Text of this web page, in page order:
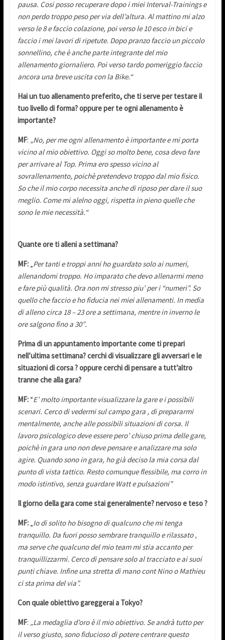
pausa. Cosi posso recuperare dopo i miei Interval-Trainings e
non perdo troppo peso per via dell’altura. Al mattino mi alzo
verso le 8 e faccio colazione, poi verso le 10 esco in bici e
faccio i mei lavori di ripetute. Dopo pranzo faccio un piccolo
sonnellino, che è anche parte integrante del mio
allenamento giornaliero. Poi verso tardo pomeriggio faccio
ancora una breve uscita con la Bike.“
Hai un tuo allenamento preferito, che ti serve per testare il
tuo livello di forma? oppure per te ogni allenamento è
importante?
MF: „No, per me ogni allenamento è importante e mi porta
vicino al mio obiettivo. Oggi so molto bene, cosa devo fare
per arrivare al Top. Prima ero spesso vicino al
sovrallenamento, poichè pretendevo troppo dal mio fisico.
So che il mio corpo necessita anche di riposo per dare il suo
meglio. Come mi alelno oggi, rispetta in pieno quelle che
sono le mie necessità.“
Quante ore ti alleni a settimana?
MF: „Per tanti e troppi anni ho guardato solo ai numeri,
allenandomi troppo. Ho imparato che devo allenarmi meno
e fare più qualità. Ora non mi stresso piu’ per i “numeri”. So
quello che faccio e ho fiducia nei miei allenamenti. In media
di alleno circa 18 – 23 ore a settimana, mentre in inverno le
ore salgono fino a 30″.
Prima di un appuntamento importante come ti prepari
nell’ultima settimana? cerchi di visualizzare gli avversari e le
situazioni di corsa ? oppure cerchi di pensare a tutt’altro
tranne che alla gara?
MF:“E’ molto importante visualizzare la gare e i possibili
scenari. Cerco di vedermi sul campo gara , di prepararmi
mentalmente, anche alle possibili situazioni di corsa. Il
lavoro psicologico deve essere pero’ chiuso prima delle gare,
poichè in gara uno non deve pensare e analizzare ma solo
agire. Quando sono in gara, ho già deciso la mia corsa dal
punto di vista tattico. Resto comunque flessibile, ma corro in
modo istintivo, senza guardare Watt e pulsazioni”
Il giorno della gara come stai generalmente? nervoso e teso ?
MF:„Io di solito ho bisogno di qualcuno che mi tenga
tranquillo. Da fuori posso sembrare tranquillo e rilassato ,
ma serve che qualcuno del mio team mi stia accanto per
tranquillizzarmi. Cerco di pensare solo al tracciato e ai suoi
punti chiave. Infine una stretta di mano cont Nino o Mathieu
ci sta prima del via”.
Con quale obiettivo gareggerai a Tokyo?
MF: „La medaglia d’oro è il mio obiettivo. Se andrà tutto per
il verso giusto, sono fiducioso di potere centrare questo